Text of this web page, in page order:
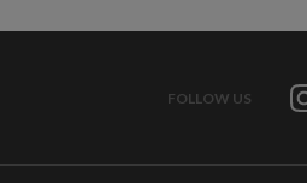
FOLLOW US